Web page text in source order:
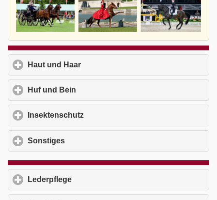
Haut und Haar
Huf und Bein
Insektenschutz
Sonstiges
Lederpflege